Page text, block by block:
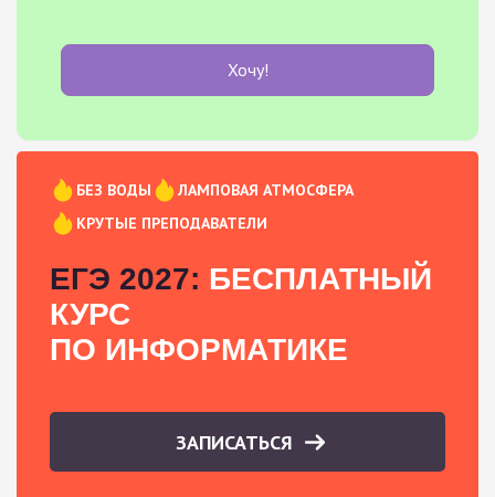
Хочу!
БЕЗ ВОДЫ
ЛАМПОВАЯ АТМОСФЕРА
КРУТЫЕ ПРЕПОДАВАТЕЛИ
ЕГЭ 2027: БЕСПЛАТНЫЙ
КУРС
ПО ИНФОРМАТИКЕ
ЗАПИСАТЬСЯ